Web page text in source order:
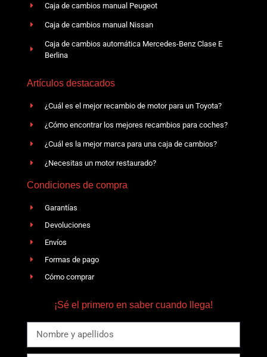
Caja de cambios manual Peugeot
Caja de cambios manual Nissan
Caja de cambios automática Mercedes-Benz Clase E
Berlina
Artículos destacados
¿Cuál es el mejor recambio de motor para un Toyota?
¿Cómo encontrar los mejores recambios para coches?
¿Cuál es la mejor marca para una caja de cambios?
¿Necesitas un motor restaurado?
Condiciones de compra
Garantías
Devoluciones
Envíos
Formas de pago
Cómo comprar
¡Sé el primero en saber cuando llega!